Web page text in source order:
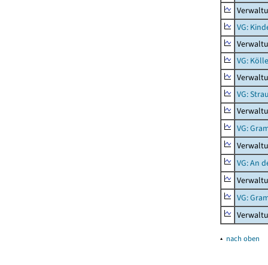
VG:
VG:
VG:
VG:
VG: An
VG:
▴ nach oben